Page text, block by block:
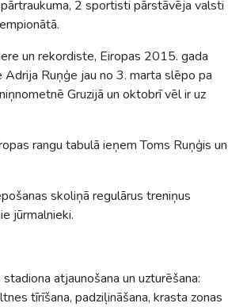
2 sportisti pārstāvēja valsti
un rekordiste, Eiropas 2015. gada
Adrija Ruņģe jau no 3. marta slēpo pa
Gruzijā un oktobrī vēl ir uz
rangu tabulā ieņem Toms Ruņģis un
skoliņā regulārus treniņus
jūrmalnieki.
atjaunošana un uzturēšana:
tīrīšana, padziļināšana, krasta zonas